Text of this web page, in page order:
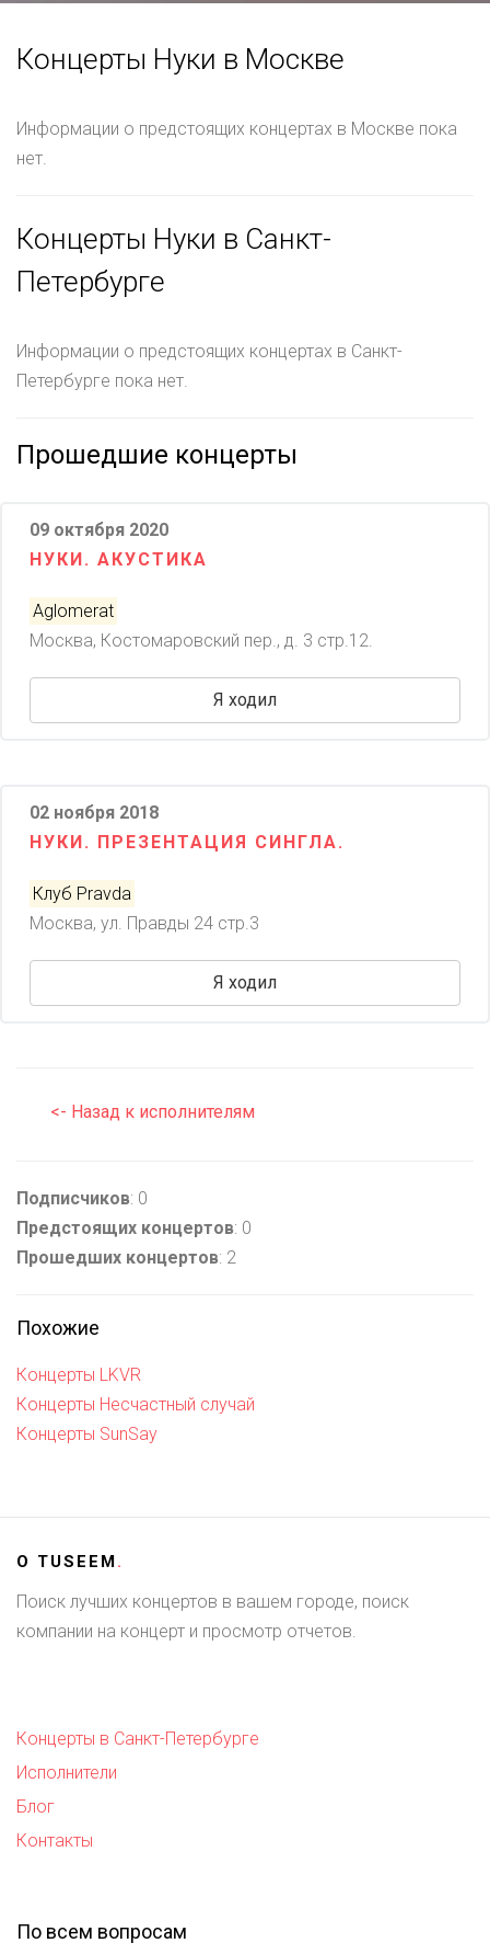
Концерты Нуки в Москве
Информации о предстоящих концертах в Москве пока
нет.
Концерты Нуки в Санкт-
Петербурге
Информации о предстоящих концертах в Санкт-
Петербурге пока нет.
Прошедшие концерты
09 октября 2020
НУКИ. АКУСТИКА
Aglomerat
Москва, Костомаровский пер., д. 3 стр.12.
Я ходил
02 ноября 2018
НУКИ. ПРЕЗЕНТАЦИЯ СИНГЛА.
Клуб Pravda
Москва, ул. Правды 24 стр.3
Я ходил
<- Назад к исполнителям
Подписчиков: 0
Предстоящих концертов: 0
Прошедших концертов: 2
Похожие
Концерты LKVR
Концерты Несчастный случай
Концерты SunSay
О TUSEEM.
Поиск лучших концертов в вашем городе, поиск
компании на концерт и просмотр отчетов.
Концерты в Санкт-Петербурге
Исполнители
Блог
Контакты
По всем вопросам